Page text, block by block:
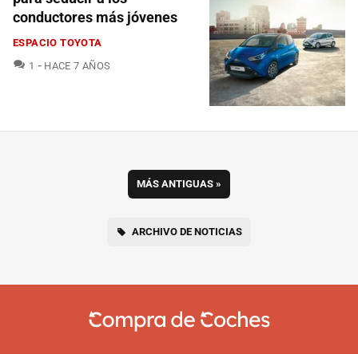
conductores más jóvenes
ESPACIO TOYOTA
1 COMENTARIOS
HACE 7 AÑOS
MÁS ANTIGUAS »
ARCHIVO DE NOTICIAS